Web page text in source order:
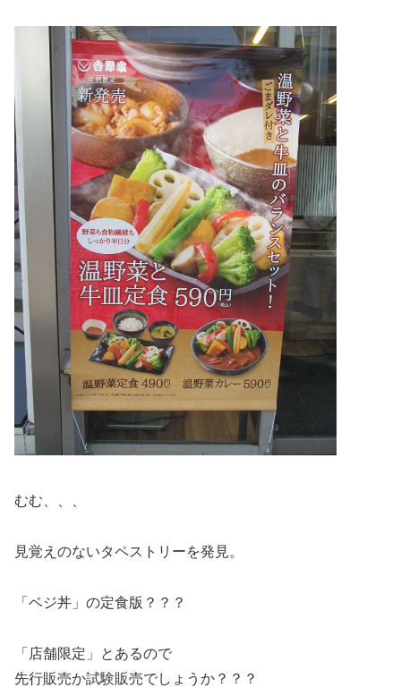
むむ、、、
見覚えのないタペストリーを発見。
「ベジ丼」の定食版？？？
「店舗限定」とあるので
先行販売か試験販売でしょうか？？？